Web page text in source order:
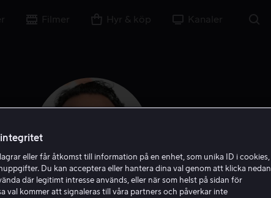
Filmer Hyr & köp Kanaler
integritet
eller får åtkomst till information på en enhet, som unika ID i cookies,
Du kan acceptera eller hantera dina val genom att klicka nedan,
där legitimt intresse används, eller när som helst på sidan för
val kommer att signaleras till våra partners och påverkar inte